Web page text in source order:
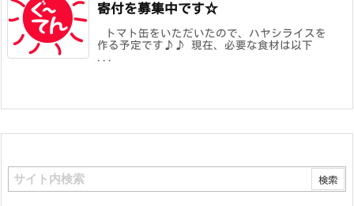
寄付を募集中です☆
トマト缶をいただいたので、ハヤシライスを
作る予定です♪♪ 現在、必要な食材は以下